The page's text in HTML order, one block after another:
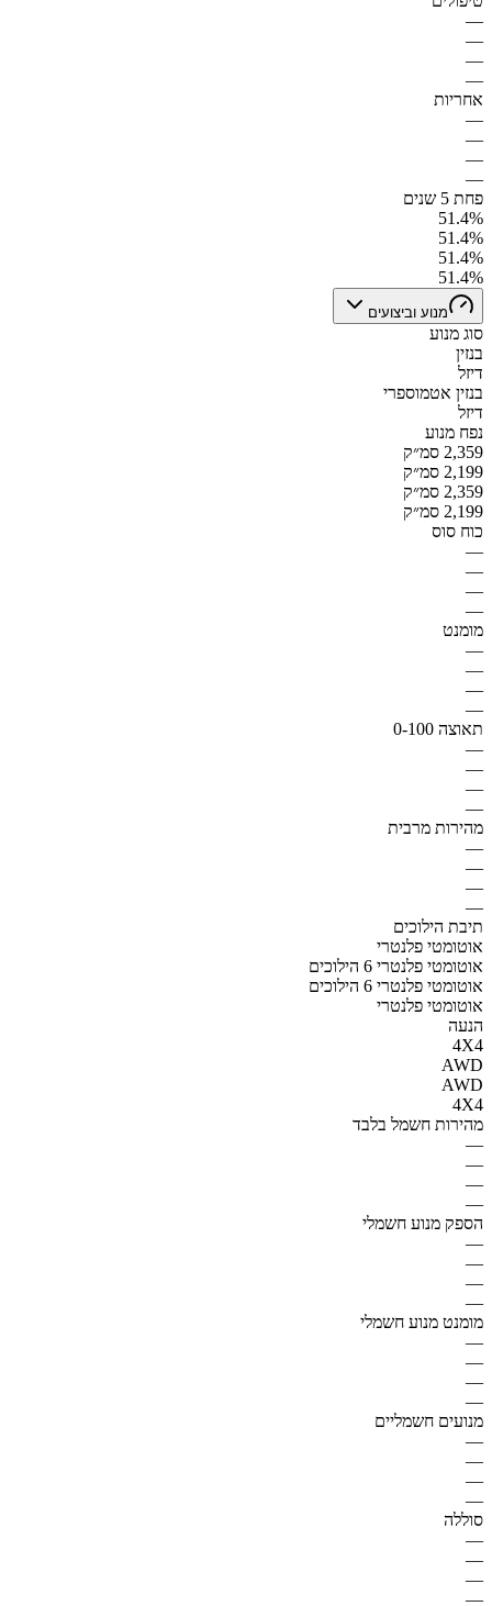
—
—
—
—
אחריות
—
—
—
—
פחת 5 שנים
51.4%
51.4%
51.4%
51.4%
מנוע וביצועים
סוג מנוע
בנזין
דיזל
בנזין אטמוספרי
דיזל
נפח מנוע
2,359 סמ״ק
2,199 סמ״ק
2,359 סמ״ק
2,199 סמ״ק
כוח סוס
—
—
—
—
מומנט
—
—
—
—
תאוצה 0-100
—
—
—
—
מהירות מרבית
—
—
—
—
תיבת הילוכים
אוטומטי פלנטרי
אוטומטי פלנטרי 6 הילוכים
אוטומטי פלנטרי 6 הילוכים
אוטומטי פלנטרי
הנעה
4X4
AWD
AWD
4X4
מהירות חשמל בלבד
—
—
—
—
הספק מנוע חשמלי
—
—
—
—
מומנט מנוע חשמלי
—
—
—
—
מנועים חשמליים
—
—
—
—
סוללה
—
—
—
—